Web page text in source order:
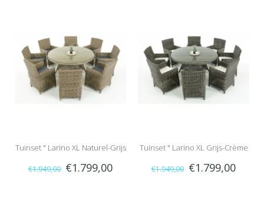
Tuinset " Larino XL Naturel-Grijs
"
€1.949,00 €1.799,00
Tuinset " Larino XL Grijs-Crème
"
€1.949,00 €1.799,00